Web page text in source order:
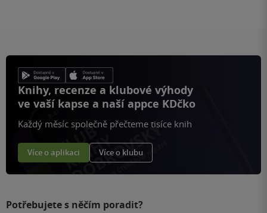
Knihy, recenze a klubové výhody
ve vaší kapse a naší appce KDčko
Každý měsíc společně přečteme tisíce knih
Více o aplikaci Více o klubu
Potřebujete s něčím poradit?